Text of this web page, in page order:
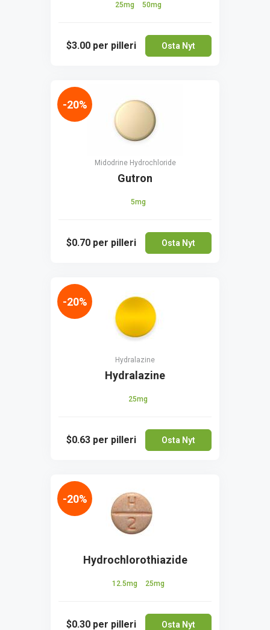
25mg 50mg
$3.00 per pilleri Osta Nyt
Midodrine Hydrochloride
Gutron
5mg
$0.70 per pilleri Osta Nyt
-20%
Hydralazine
Hydralazine
25mg
$0.63 per pilleri Osta Nyt
-20%
Hydrochlorothiazide
12.5mg 25mg
$0.30 per pilleri Osta Nyt
-20%